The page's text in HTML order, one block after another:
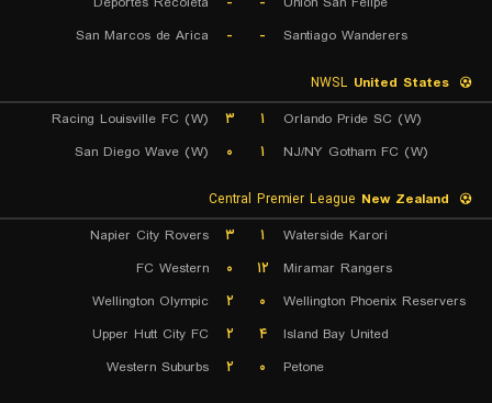
Santiago Wanderers
-
-
San Marcos de Arica
United States
Orlando Pride SC (W)
۱ ۳
Racing Louisville FC (W)
NJ/NY Gotham FC (W)
۱ ۰ San Diego Wave (W)
New Zealand
Waterside Karori
۱ ۳
Napier City Rovers
Miramar Rangers
۱۲ ۰
FC Western
Wellington Phoenix Reservers
۰ ۲
Wellington Olympic
Island Bay United
۴ ۲
Upper Hutt City FC
Petone
۰ ۲ Western Suburbs